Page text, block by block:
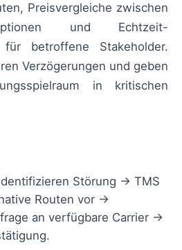
Preisvergleiche zwischen
und Echtzeit-
für betroffene Stakeholder.
Verzögerungen und geben
in kritischen
Störung → TMS
Routen vor →
an verfügbare Carrier →